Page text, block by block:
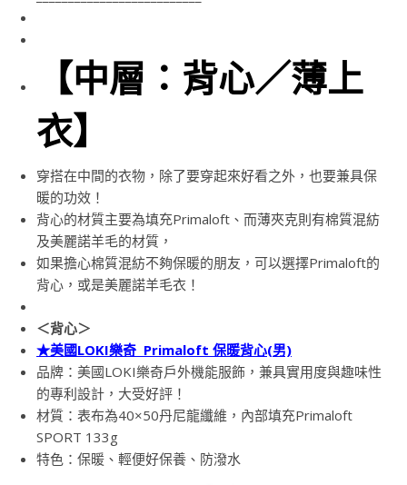
【中層：背心／薄上
衣】
穿搭在中間的衣物，除了要穿起來好看之外，也要兼具保
暖的功效！
背心的材質主要為填充Primaloft、而薄夾克則有棉質混紡
及美麗諾羊毛的材質，
如果擔心棉質混紡不夠保暖的朋友，可以選擇Primaloft的
背心，或是美麗諾羊毛衣！
＜背心＞
★美國LOKI樂奇 Primaloft 保暖背心(男)
品牌：美國LOKI樂奇戶外機能服飾，兼具實用度與趣味性
的專利設計，大受好評！
材質：表布為40×50丹尼龍纖維，內部填充Primaloft
SPORT 133g
特色：保暖、輕便好保養、防潑水